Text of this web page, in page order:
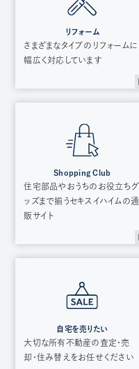
リフォーム
さまざまなタイプのリフォームに
幅広く対応しています
Shopping Club
住宅部品やおうちのお役立ちグ
ッズまで揃うセキスイハイムの通
販サイト
自宅を売りたい
大切な所有不動産の査定・売
却・住み替えをお任せください